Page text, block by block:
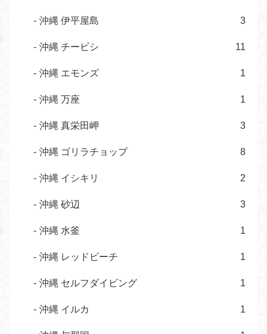
沖縄 伊平屋島 3
沖縄 チービシ 11
沖縄 エモンズ 1
沖縄 万座 1
沖縄 真栄田岬 3
沖縄 ゴリラチョップ 8
沖縄 イシキリ 2
沖縄 砂辺 3
沖縄 水釜 1
沖縄 レッドビーチ 1
沖縄 セルフダイビング 1
沖縄 イルカ 1